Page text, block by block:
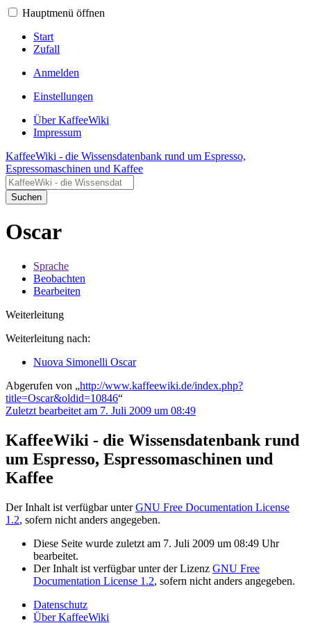
Hauptmenü öffnen
Start
Zufall
Anmelden
Einstellungen
Über KaffeeWiki
Impressum
KaffeeWiki - die Wissensdatenbank rund um Espresso,
Espressomaschinen und Kaffee
Suchen
Oscar
Sprache
Beobachten
Bearbeiten
Weiterleitung
Weiterleitung nach:
Nuova Simonelli Oscar
Abgerufen von „http://www.kaffeewiki.de/index.php?
title=Oscar&oldid=10846“
Zuletzt bearbeitet am 7. Juli 2009 um 08:49
KaffeeWiki - die Wissensdatenbank rund
um Espresso, Espressomaschinen und
Kaffee
Der Inhalt ist verfügbar unterGNU Free Documentation License
1.2, sofern nicht anders angegeben.
Diese Seite wurde zuletzt am 7. Juli 2009 um 08:49 Uhr
bearbeitet.
Der Inhalt ist verfügbar unter der Lizenz GNU Free
Documentation License 1.2, sofern nicht anders angegeben.
Datenschutz
Über KaffeeWiki